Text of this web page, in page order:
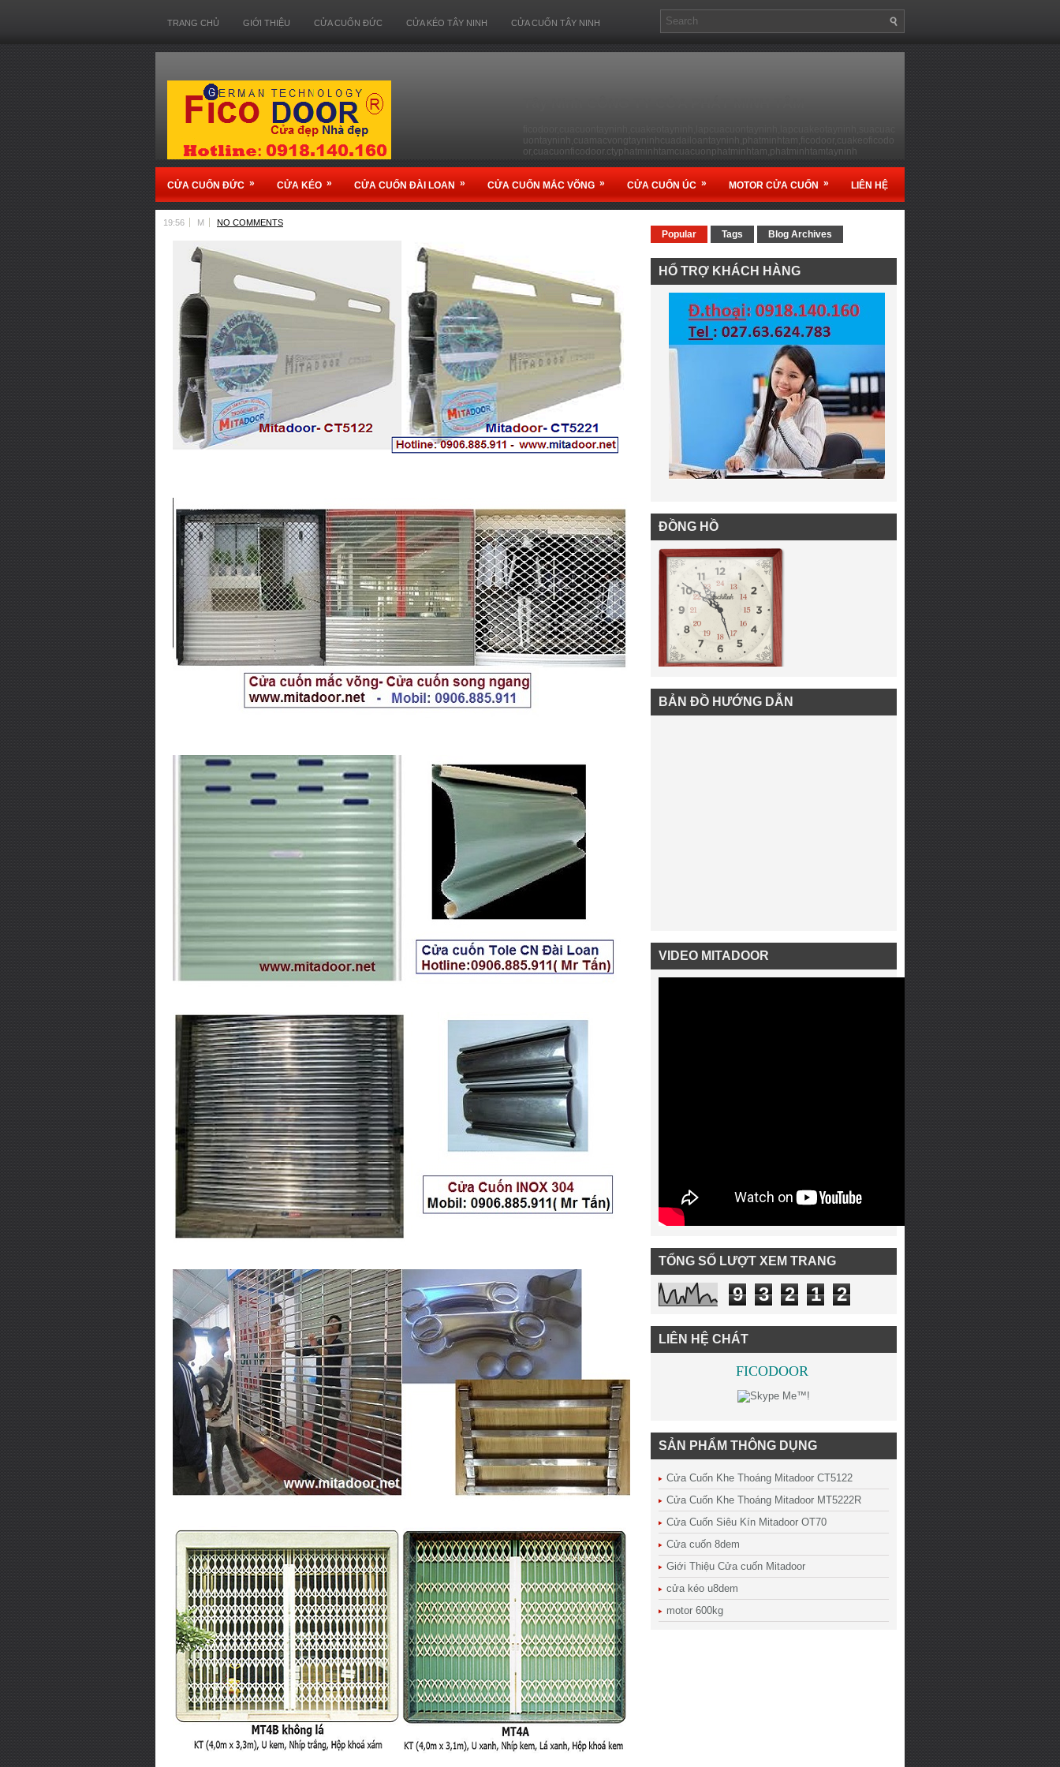
TRANG CHỦ GIỚI THIỆU CỬA CUỐN ĐỨC CỬA KÉO TÂY NINH CỬA CUỐN TÂY NINH
uontayninh,cuamacvongtayninhcuadailoantayninh,phatminhtam,ficodoor,cuakeoficodo
or,cuacuonficodoor.ctyphatminhtamcuacuonphatminhtam,phatminhtamtayninh
CỬA CUỐN ĐỨC » CỬA KÉO » CỬA CUỐN ĐÀI LOAN » CỬA CUỐN MẮC VÕNG » CỬA CUỐN ÚC » MOTOR CỬA CUỐN » LIÊN HỆ
19:56 M NO COMMENTS
Popular Tags Blog Archives
HỔ TRỢ KHÁCH HÀNG
ĐỒNG HỒ
BẢN ĐỒ HƯỚNG DẪN
VIDEO MITADOOR
TỔNG SỐ LƯỢT XEM TRANG
9 3 2 1 2
LIÊN HỆ CHÁT
FICODOOR
SẢN PHẨM THÔNG DỤNG
Cửa Cuốn Khe Thoáng Mitadoor CT5122
Cửa Cuốn Khe Thoáng Mitadoor MT5222R
Cửa Cuốn Siêu Kín Mitadoor OT70
Cửa cuốn 8dem
Giới Thiệu Cửa cuốn Mitadoor
cửa kéo u8dem
motor 600kg